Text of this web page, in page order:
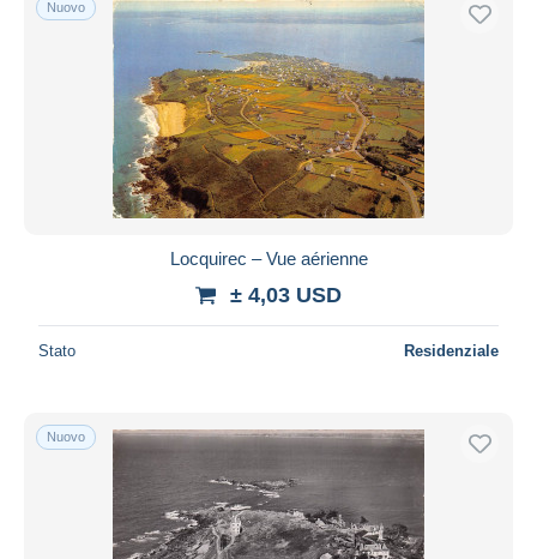
Spedizione gratuita
Metodi di pagamento
PayPal
Bonifico bancario
Visa
Mastercard
Nuovo
Locquirec – Vue aérienne
± 4,03 USD
Stato Residenziale
Nuovo